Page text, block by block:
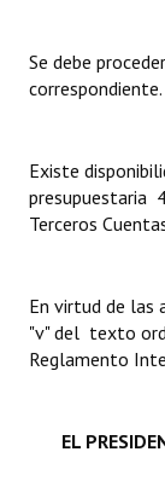
Comunicaciones
Resoluciones
Antiguos
Registros y
Se debe
correspondiente.
Existe
presupuestaria
Terceros
En virtud de las
"v" del texto
Reglamento
EL